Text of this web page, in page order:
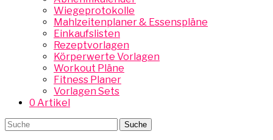
Wiegeprotokolle
Mahlzeitenplaner & Essenspläne
Einkaufslisten
Rezeptvorlagen
Körperwerte Vorlagen
Workout Pläne
Fitness Planer
Vorlagen Sets
0 Artikel